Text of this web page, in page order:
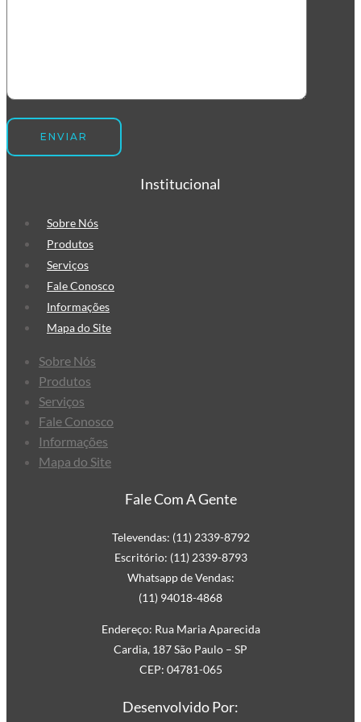
Correios
Institucional
Sobre Nós
Produtos
Serviços
Fale Conosco
Informações
Mapa do Site
Sobre Nós
Produtos
Serviços
Fale Conosco
Informações
Mapa do Site
Fale Com A Gente
Televendas: (11) 2339-8792
Escritório: (11) 2339-8793
Whatsapp de Vendas:
(11) 94018-4868
Endereço: Rua Maria Aparecida
Cardia, 187 São Paulo – SP
CEP: 04781-065
Desenvolvido Por: